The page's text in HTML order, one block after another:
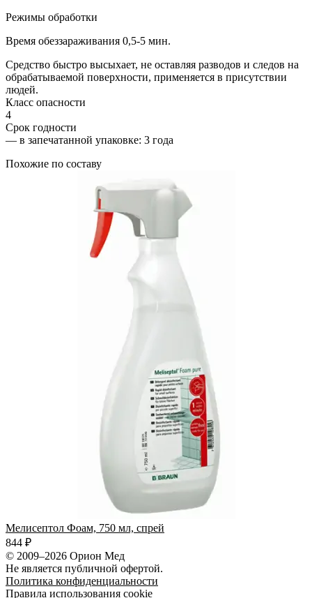
Режимы обработки
Время обеззараживания 0,5-5 мин.
Средство быстро высыхает, не оставляя разводов и следов на
обрабатываемой поверхности, применяется в присутствии
людей.
Класс опасности
4
Срок годности
— в запечатанной упаковке: 3 года
Похожие по составу
Мелисептол Фоам, 750 мл, спрей
844 ₽
© 2009–2026 Орион Мед
Не является публичной офертой.
Политика конфиденциальности
Правила использования cookie